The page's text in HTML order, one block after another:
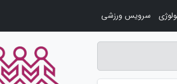
سرویس ورزشی